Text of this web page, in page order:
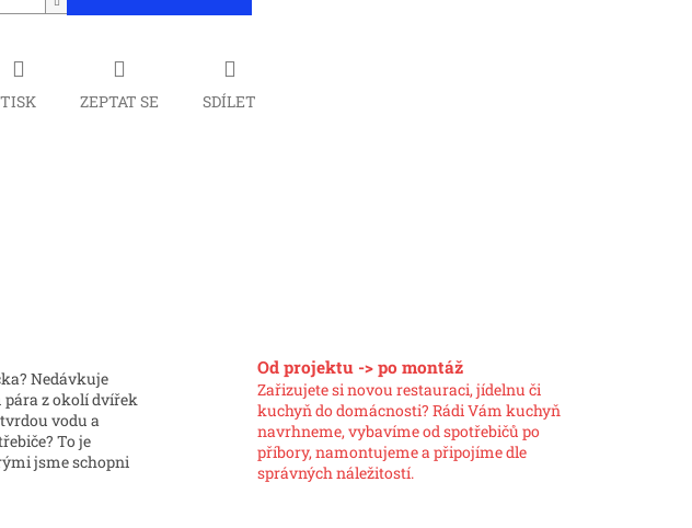
TISK ZEPTAT SE SDÍLET
Nedávkuje
pára z okolí dvířek
vodu a
To je
jsme schopni
Od projektu -> po montáž
Zařizujete si novou restauraci, jídelnu či
kuchyň do domácnosti? Rádi Vám kuchyň
navrhneme, vybavíme od spotřebičů po
příbory, namontujeme a připojíme dle
správných náležitostí.